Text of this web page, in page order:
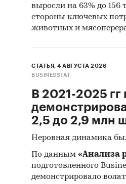
выросли на 63% до 156
стороны ключевых
животных и
СТАТЬЯ, 4 АВГУСТА 2026
BUSINESSTAT
В 2021-2025 гг
2,5 до 2,9 млн
Неровная динамика
По данным «Анализа
подготовленного
демонстрировало